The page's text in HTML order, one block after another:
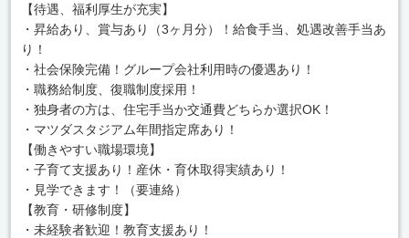
【待遇、福利厚生が充実】
・昇給あり、賞与あり（3ヶ月分）！給食手当、処遇改善手当あ
り！
・社会保険完備！グループ会社利用時の優遇あり！
・職務給制度、復職制度採用！
・独身者の方は、住宅手当か交通費どちらか選択OK！
・マツダスタジアム年間指定席あり！
【働きやすい職場環境】
・子育て支援あり！産休・育休取得実績あり！
・見学できます！（要連絡）
【教育・研修制度】
・未経験者歓迎！教育支援あり！